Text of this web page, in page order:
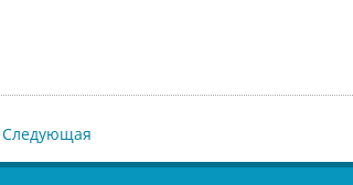
Следующая